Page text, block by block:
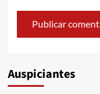
Auspiciantes